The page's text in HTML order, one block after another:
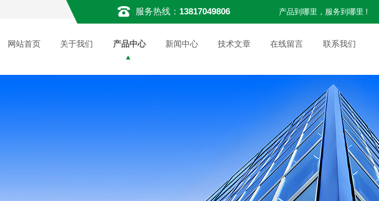
服务热线： 13817049806 产品到哪里，服务到哪里 !
网站首页 关于我们 产品中心 新闻中心 技术文章 在线留言 联系我们